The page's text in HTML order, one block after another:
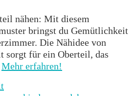
nähen: Mit diesem
bringst du Gemütlichkeit
Die Nähidee von
sorgt für ein Oberteil, das
Mehr erfahren!